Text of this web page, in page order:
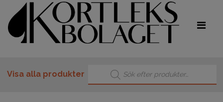
Visa alla produkter
Produktsökning